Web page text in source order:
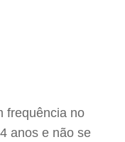
frequência no
anos e não se